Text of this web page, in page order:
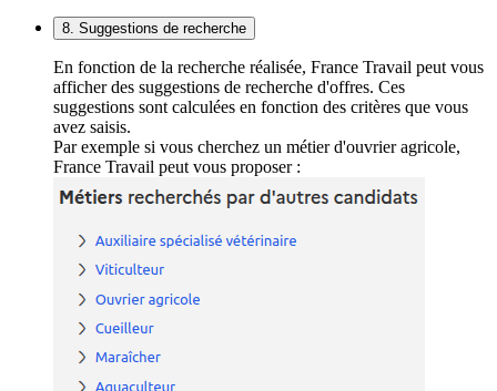
8. Suggestions de recherche
En fonction de la recherche réalisée, France Travail peut vous
afficher des suggestions de recherche d'offres. Ces
suggestions sont calculées en fonction des critères que vous
avez saisis.
Par exemple si vous cherchez un métier d'ouvrier agricole,
France Travail peut vous proposer :